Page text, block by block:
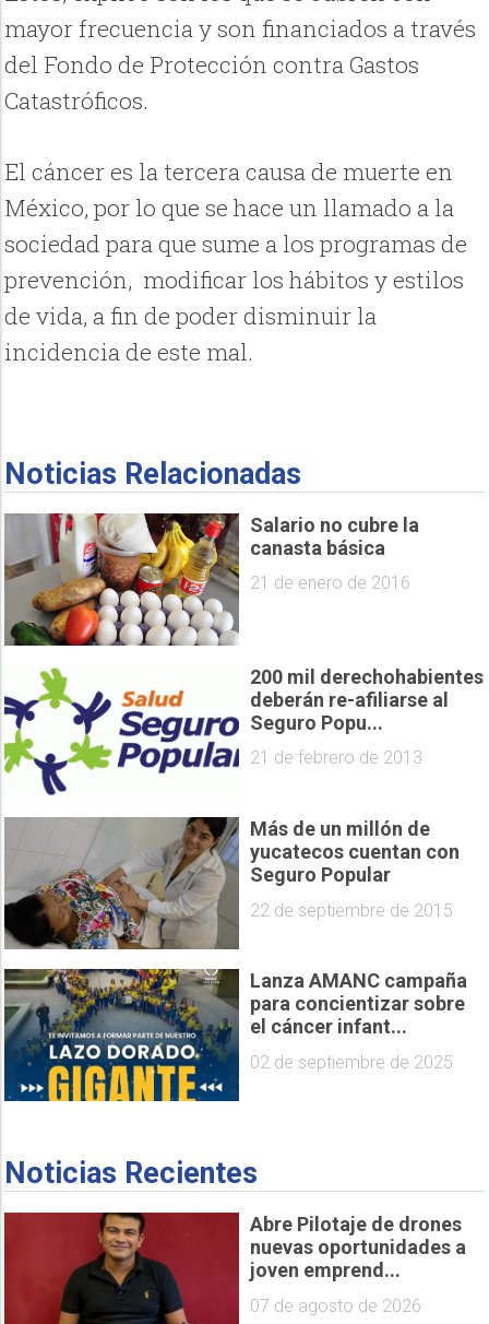
mayor frecuencia y son financiados a través
del Fondo de Protección contra Gastos
Catastróficos.
El cáncer es la tercera causa de muerte en
México, por lo que se hace un llamado a la
sociedad para que sume a los programas de
prevención, modificar los hábitos y estilos
de vida, a fin de poder disminuir la
incidencia de este mal.
Noticias Relacionadas
Salario no cubre la
canasta básica
21 de enero de 2016
200 mil derechohabientes
deberán re-afiliarse al
Seguro Popu...
21 de febrero de 2013
Más de un millón de
yucatecos cuentan con
Seguro Popular
22 de septiembre de 2015
Lanza AMANC campaña
para concientizar sobre
el cáncer infant...
02 de septiembre de 2025
Noticias Recientes
Abre Pilotaje de drones
nuevas oportunidades a
joven emprend...
07 de agosto de 2026